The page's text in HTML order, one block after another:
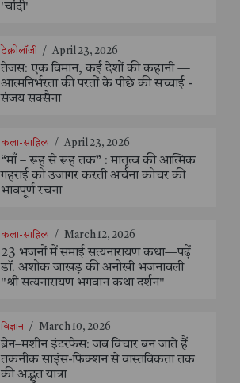
'चांदी'
टेक्नोलॉजी / April 23, 2026
तेजस: एक विमान, कई देशों की कहानी —
आत्मनिर्भरता की परतों के पीछे की सच्चाई -
संजय सक्सैना
कला-साहित्य / April 23, 2026
“माँ – रूह से रूह तक” : मातृत्व की आत्मिक
गहराई को उजागर करती अर्चना कोचर की
भावपूर्ण रचना
कला-साहित्य / March 12, 2026
23 भजनों में समाई सत्यनारायण कथा—पढ़ें
डॉ. अशोक जाखड़ की अनोखी भजनावली
"श्री सत्यनारायण भगवान कथा दर्शन"
विज्ञान / March 10, 2026
ब्रेन–मशीन इंटरफेस: जब विचार बन जाते हैं
तकनीक साइंस-फिक्शन से वास्तविकता तक
की अद्भुत यात्रा